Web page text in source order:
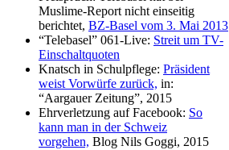
Muslime-Report nicht einseitig
berichtet, BZ-Basel vom 3. Mai 2013
“Telebasel” 061-Live: Streit um TV-
Einschaltquoten
Knatsch in Schulpflege: Präsident
weist Vorwürfe zurück, in:
“Aargauer Zeitung”, 2015
Ehrverletzung auf Facebook: So
kann man in der Schweiz
vorgehen, Blog Nils Goggi, 2015